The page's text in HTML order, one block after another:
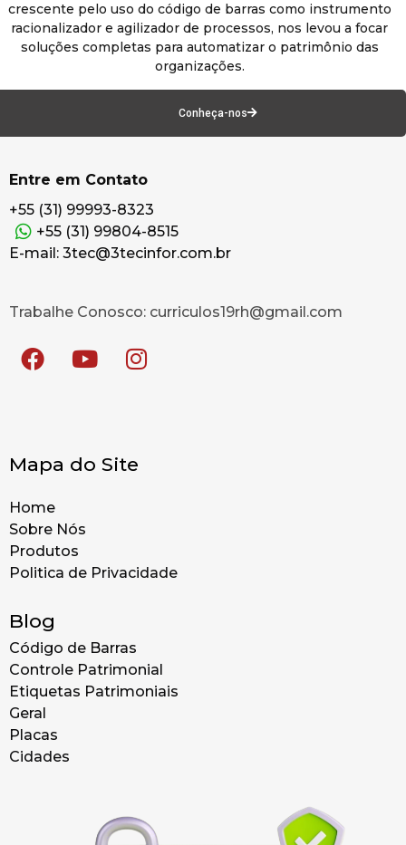
crescente pelo uso do código de barras como instrumento
racionalizador e agilizador de processos, nos levou a focar
soluções completas para automatizar o patrimônio das
organizações.
Conheça-nos
Entre em Contato
+55 (31) 99993-8323
+55 (31) 99804-8515
E-mail: 3tec@3tecinfor.com.br
Trabalhe Conosco: curriculos19rh@gmail.com
Mapa do Site
Home
Sobre Nós
Produtos
Politica de Privacidade
Blog
Código de Barras
Controle Patrimonial
Etiquetas Patrimoniais
Geral
Placas
Cidades